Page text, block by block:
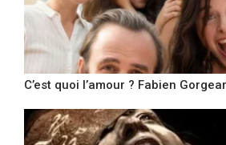
C’est quoi l’amour ? Fabien